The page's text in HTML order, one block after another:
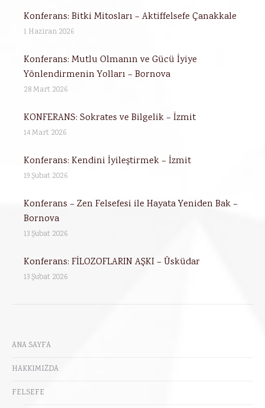
Konferans: Bitki Mitosları – Aktiffelsefe Çanakkale
1 Haziran 2026
Konferans: Mutlu Olmanın ve Gücü İyiye
Yönlendirmenin Yolları – Bornova
28 Mart 2026
KONFERANS: Sokrates ve Bilgelik – İzmit
14 Mart 2026
Konferans: Kendini İyileştirmek – İzmit
19 Şubat 2026
Konferans – Zen Felsefesi ile Hayata Yeniden Bak –
Bornova
13 Şubat 2026
Konferans: FİLOZOFLARIN AŞKI – Üsküdar
13 Şubat 2026
ANA SAYFA
HAKKIMIZDA
FELSEFE